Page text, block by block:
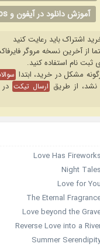
آموزش دانلود در آیفون و ios
اشتراک باید رعایت کنید
از طریق ارسال تیکت